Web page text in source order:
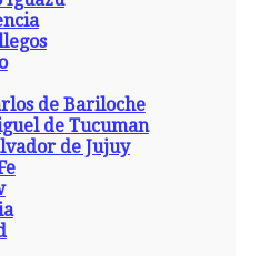
de Bariloche
de Tucuman
de Jujuy